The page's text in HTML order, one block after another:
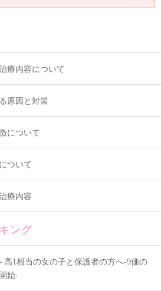
療内容について
原因と対策
について
ついて
療内容
ング
高1相当の女の子と保護者の方へ-9価の
始-